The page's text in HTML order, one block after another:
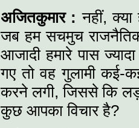
अजितकुमार : नहीं,
जब हम सचमुच
आजादी हमारे पास
गए तो वह गुलामी कई-
करने लगी, जिससे कि
कुछ आपका विचार है?